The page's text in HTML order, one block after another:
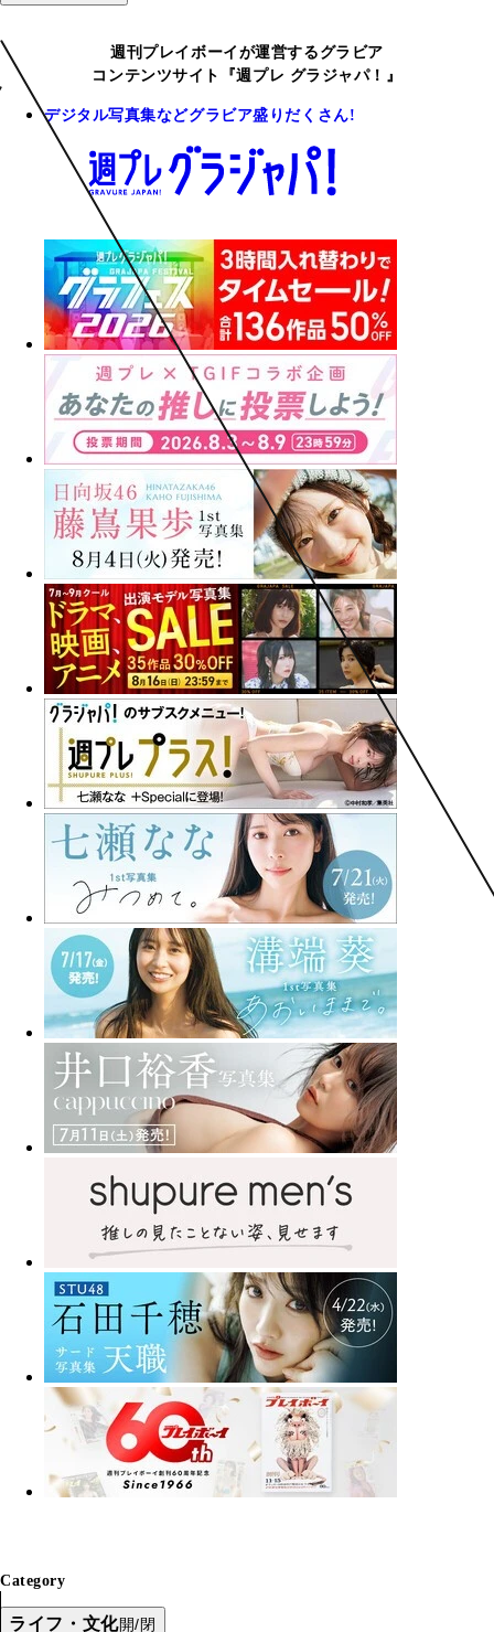
週刊プレイボーイが運営するグラビア
コンテンツサイト『週プレ グラジャパ！』
デジタル写真集などグラビア盛りだくさん!
Category
ライフ・文化開/閉